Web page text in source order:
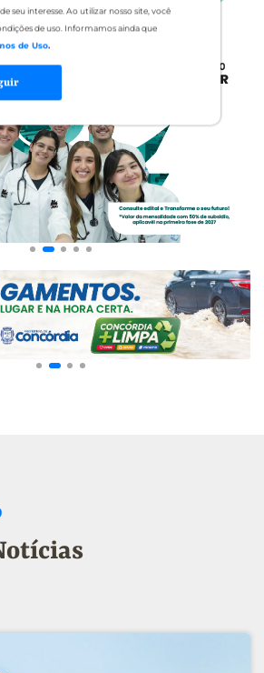
seu interesse. Ao utilizar nosso site, você
de uso. Informamos ainda que
de Uso.